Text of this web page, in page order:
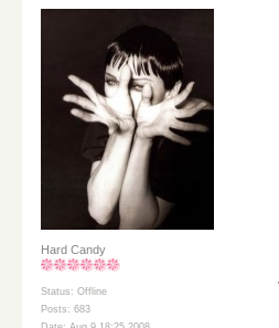
Hard Candy
Status: Offline
Posts: 683